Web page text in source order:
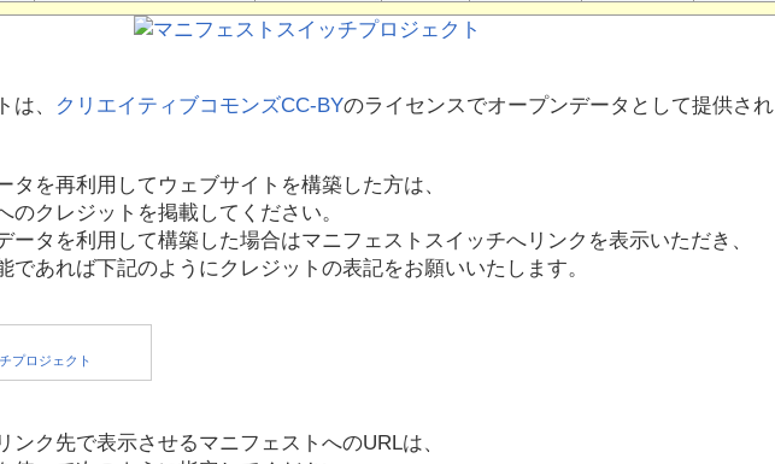
は、 クリエイティブコモンズCC-BYのライセンスでオープンデータとして提供され
タを再利用してウェブサイトを構築した方は、
のクレジットを掲載してください。
ータを利用して構築した場合はマニフェストスイッチへリンクを表示いただき、
であれば下記のようにクレジットの表記をお願いいたします。
ンク先で表示させるマニフェストへのURLは、